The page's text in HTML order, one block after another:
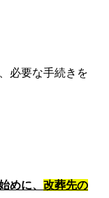
必要な手続きを
めに、 改葬先の